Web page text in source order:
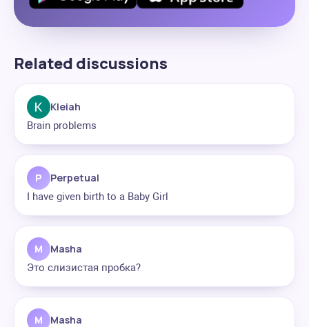
Related discussions
Kleiah
Brain problems
P Perpetual
I have given birth to a Baby Girl
M Masha
Это слизистая пробка?
M Masha